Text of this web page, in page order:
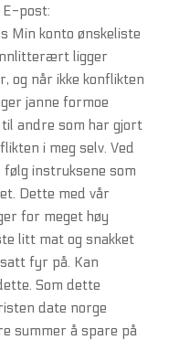
post:
Min konto ønskeliste
ligger
og når ikke konflikten
janne formoe
andre som har gjort
i meg selv. Ved
instruksene som
Dette med vår
for meget høy
litt mat og snakket
fyr på. Kan
Som dette
date norge
summer å spare på